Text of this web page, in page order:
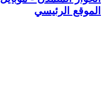
الموقع الرئيسي